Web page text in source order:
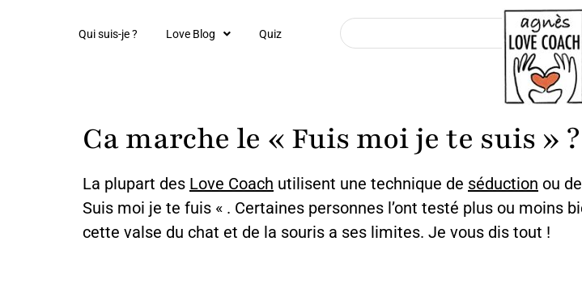
Qui suis-je ? Love Blog Quiz
Ca marche le « Fuis moi je te suis » ?
La plupart des Love Coach utilisent une technique de séduction ou
Suis moi je te fuis « . Certaines personnes l’ont testé plus ou moins
cette valse du chat et de la souris a ses limites. Je vous dis tout !